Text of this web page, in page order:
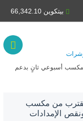
بيتكوين 66,342.10
مكسب أسبوعي ثانٍ بدعم
من مكسب
الإمدادات